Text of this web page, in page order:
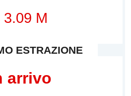
3.09 M
ESTRAZIONE
arrivo